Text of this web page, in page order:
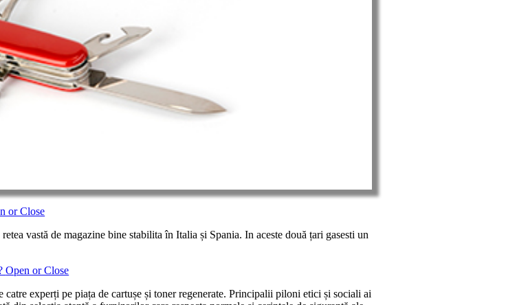
or Close
vastă de magazine bine stabilita în Italia și Spania. In aceste două țari gasesti un
Open or Close
experți pe piața de cartușe și toner regenerate. Principalii piloni etici și sociali ai